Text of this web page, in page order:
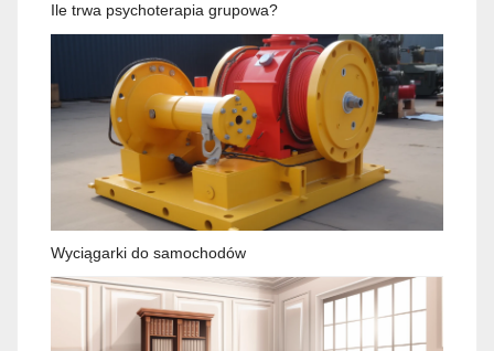
Ile trwa psychoterapia grupowa?
Wyciągarki do samochodów